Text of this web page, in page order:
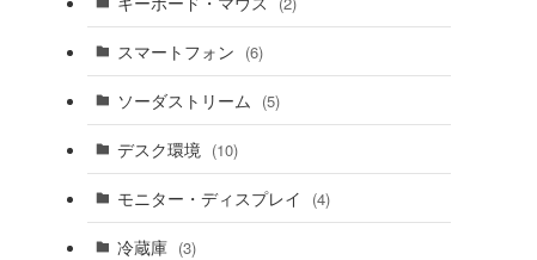
スマートフォン (6)
ソーダストリーム (5)
デスク環境 (10)
モニター・ディスプレイ (4)
冷蔵庫 (3)